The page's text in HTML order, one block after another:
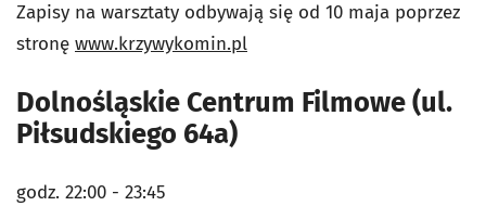
Zapisy na warsztaty odbywają się od 10 maja poprzez
stronę www.krzywykomin.pl
Dolnośląskie Centrum Filmowe (ul.
Piłsudskiego 64a)
godz. 22:00 - 23:45